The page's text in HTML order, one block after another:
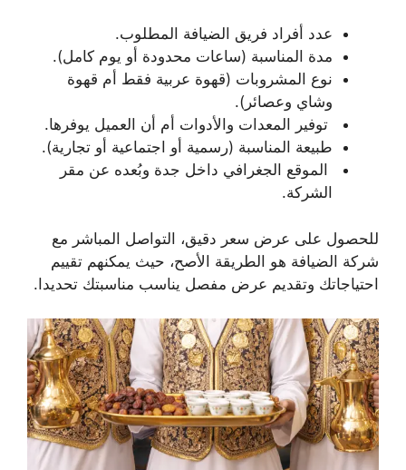
عدد أفراد فريق الضيافة المطلوب.
مدة المناسبة (ساعات محدودة أو يوم كامل).
نوع المشروبات (قهوة عربية فقط أم قهوة
وشاي وعصائر).
توفير المعدات والأدوات أم أن العميل يوفرها.
طبيعة المناسبة (رسمية أو اجتماعية أو تجارية).
الموقع الجغرافي داخل جدة وبُعده عن مقر
الشركة.
للحصول على عرض سعر دقيق، التواصل المباشر مع
شركة الضيافة هو الطريقة الأصح، حيث يمكنهم تقييم
احتياجاتك وتقديم عرض مفصل يناسب مناسبتك تحديدا.